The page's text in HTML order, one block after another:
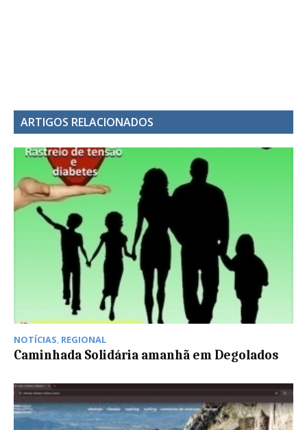
ARTIGOS RELACIONADOS
NOTÍCIAS, REGIONAL
Caminhada Solidária amanhã em Degolados